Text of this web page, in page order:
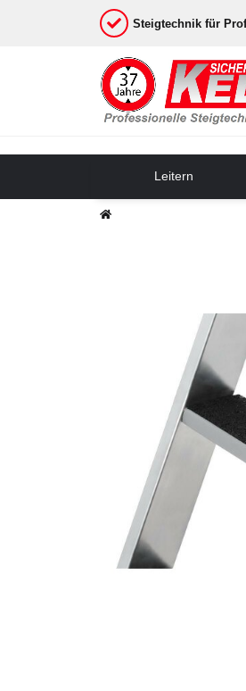
Steigtechnik für
Leitern